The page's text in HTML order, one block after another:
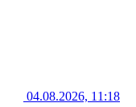
04.08.2026, 11:18